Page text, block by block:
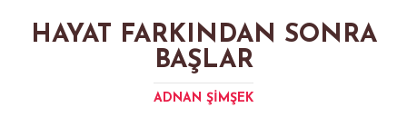
HAYAT FARKINDAN SONRA
BAŞLAR
ADNAN ŞIMŞEK